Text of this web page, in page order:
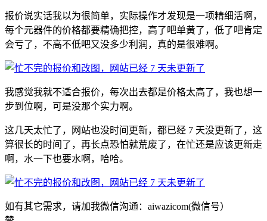
报价说实话我以为很简单，实际操作才发现是一项精细活啊，
每个元器件的价格都要精确把控，高了吧单黄了，低了吧肯定
会亏了，不高不低吧又没多少利润，真的是很难啊。
我感觉我就不适合报价，每次出去都是价格太高了，我也想一
步到位啊，可是没那个实力啊。
这几天太忙了，网站也没时间更新，都已经 7 天没更新了，这
算很长的时间了，再长点恐怕就荒废了，在忙还是应该更新走
啊，水一下也要水啊，哈哈。
如有其它需求，请加我微信沟通：aiwazicom(微信号）